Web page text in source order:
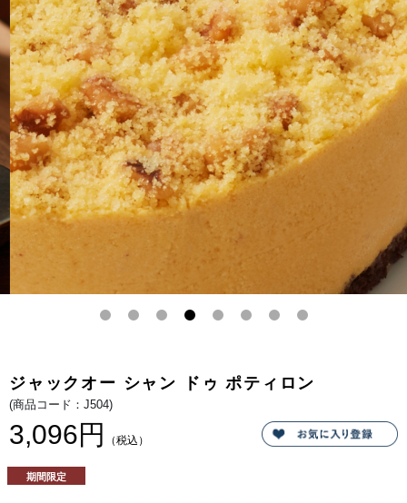
ゥ
ポ
テ
ィ
ロ
ン
ン
（ジ
ャ
ッ
ク
オ
ー
ラ
ン
タ
ン
風
チ
ョ
コ
プ
レ
ー
ト
付）
か
ぼ
の
わ
を
活
か
し
キ
ジャックオー シャン ドゥ ポティロン
(商品コード：J504)
3,096円 （税込）
期間限定